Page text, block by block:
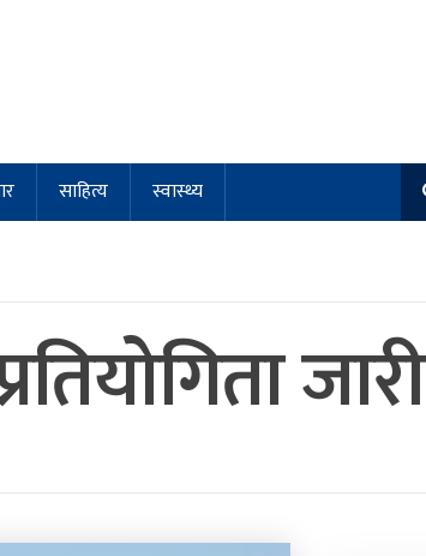
साहित्य स्वास्थ्य
जारी